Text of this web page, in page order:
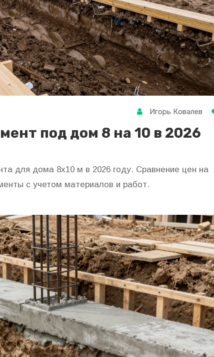
Игорь Ковалев
под дом 8 на 10 в 2026
для дома 8х10 м в 2026 году. Сравнение цен на
с учетом материалов и работ.